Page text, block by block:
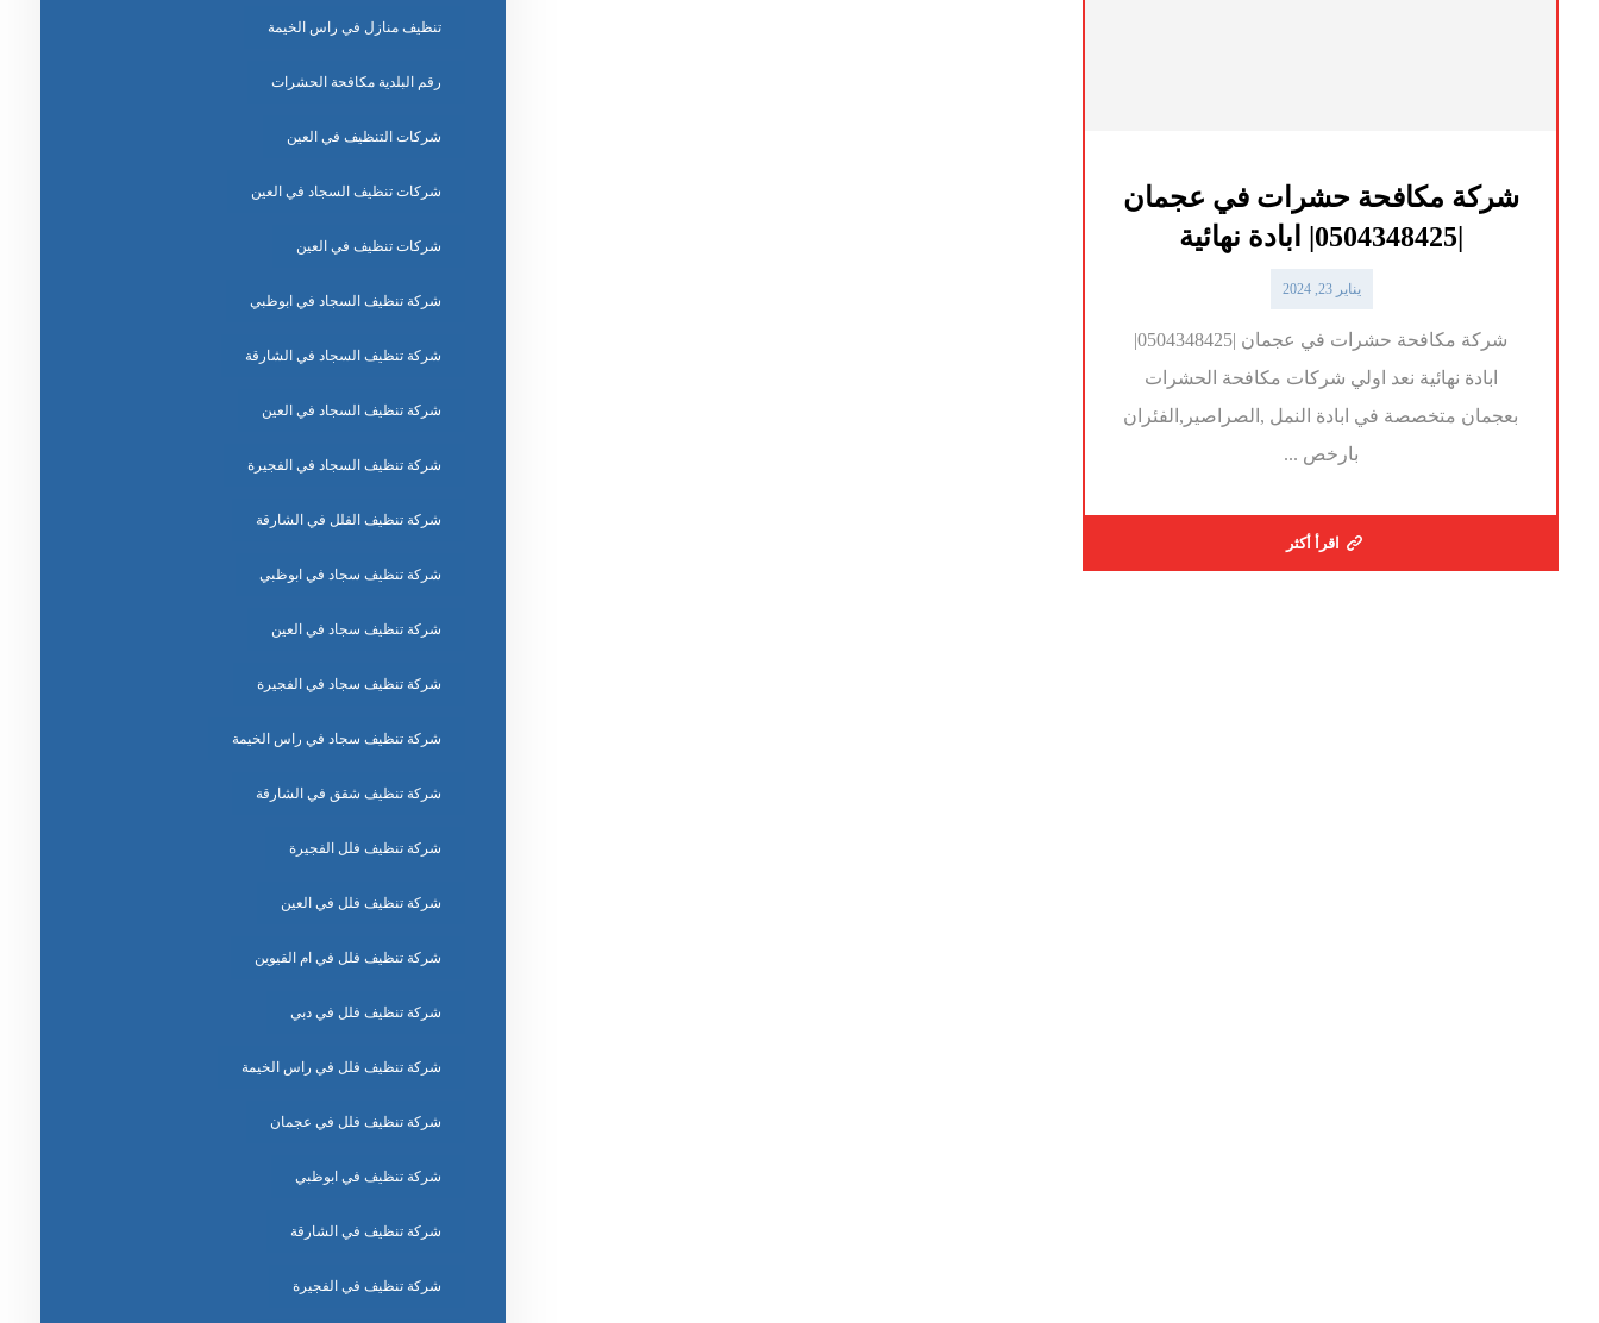
شركة مكافحة حشرات في عجمان
|0504348425| ابادة نهائية
يناير 23, 2024
شركة مكافحة حشرات في عجمان |0504348425|
ابادة نهائية نعد اولي شركات مكافحة الحشرات
بعجمان متخصصة في ابادة النمل ,الصراصير,الفئران
بارخص ...
اقرأ أكثر
تنظيف منازل في راس الخيمة
رقم البلدية مكافحة الحشرات
شركات التنظيف في العين
شركات تنظيف السجاد في العين
شركات تنظيف في العين
شركة تنظيف السجاد في ابوظبي
شركة تنظيف السجاد في الشارقة
شركة تنظيف السجاد في العين
شركة تنظيف السجاد في الفجيرة
شركة تنظيف الفلل في الشارقة
شركة تنظيف سجاد في ابوظبي
شركة تنظيف سجاد في العين
شركة تنظيف سجاد في الفجيرة
شركة تنظيف سجاد في راس الخيمة
شركة تنظيف شقق في الشارقة
شركة تنظيف فلل الفجيرة
شركة تنظيف فلل في العين
شركة تنظيف فلل في ام القيوين
شركة تنظيف فلل في دبي
شركة تنظيف فلل في راس الخيمة
شركة تنظيف فلل في عجمان
شركة تنظيف في ابوظبي
شركة تنظيف في الشارقة
شركة تنظيف في الفجيرة